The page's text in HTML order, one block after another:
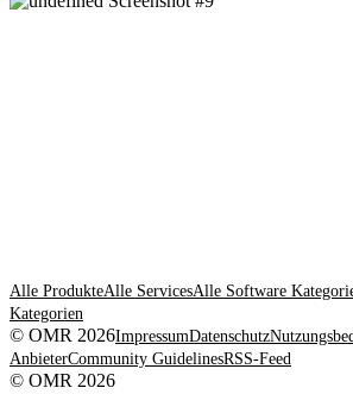
Alle ProdukteAlle ServicesAlle Software
Kategorien
© OMR 2026ImpressumDatenschutz
AnbieterCommunity GuidelinesRSS-Feed
© OMR 2026